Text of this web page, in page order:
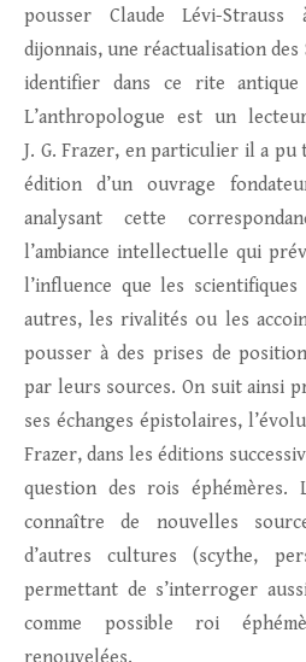
pousser Claude Lévi-
dijonnais, une réactualisation
identifier dans ce rite antique
L’anthropologue est un
J. G. Frazer, en particulier il a
édition d’un ouvrage
analysant cette
l’ambiance intellectuelle qui
l’influence que les
autres, les rivalités ou les
pousser à des prises de
par leurs sources. On suit ainsi
ses échanges épistolaires,
Frazer, dans les éditions
question des rois éphémères.
connaître de nouvelles
d’autres cultures (scythe,
permettant de s’interroger
comme possible roi